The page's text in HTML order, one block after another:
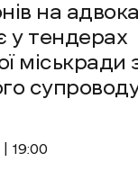
на
у тендерах
міськради
19:00